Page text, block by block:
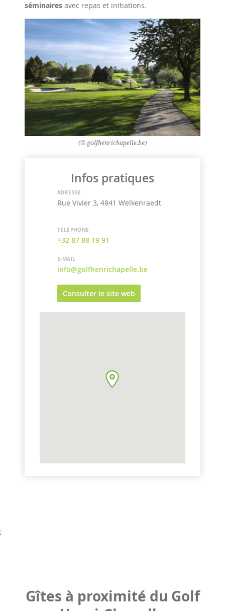
séminaires avec repas et initiations.
(© golfhenrichapelle.be)
Infos pratiques
ADRESSE
Rue Vivier 3, 4841 Welkenraedt
TÉLÉPHONE
+32 87 88 19 91
E-MAIL
info@golfhenrichapelle.be
Consulter le site web
;
Gîtes à proximité du Golf